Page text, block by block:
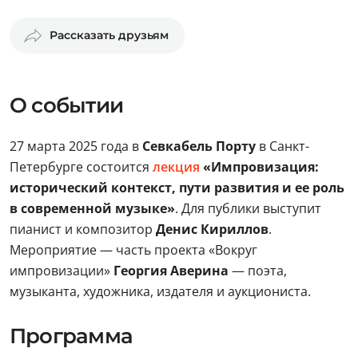
Рассказать друзьям
О событии
27 марта 2025 года в Севкабель Порту в Санкт-
Петербурге состоится лекция «Импровизация:
исторический контекст, пути развития и ее роль
в современной музыке». Для публики выступит
пианист и композитор Денис Кириллов.
Мероприятие — часть проекта «Вокруг
импровизации» Георгия Аверина — поэта,
музыканта, художника, издателя и аукциониста.
Программа